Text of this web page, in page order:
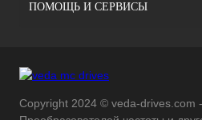
ПОМОЩЬ И СЕРВИСЫ
Copyright 2024 © veda-drives.com